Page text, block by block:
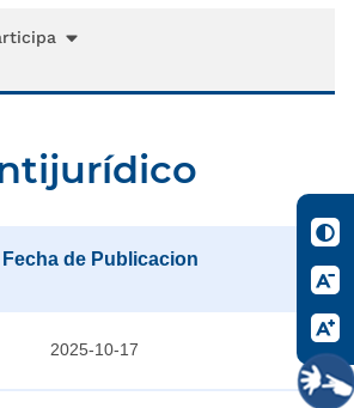
Fecha de Publicacion
2025-10-17